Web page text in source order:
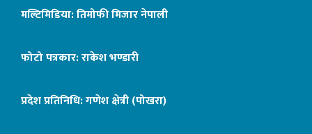
मल्टिमिडिया: तिमोफी मिजार नेपाली
फोटो पत्रकार: राकेश भण्डारी
प्रदेश प्रतिनिधि: गणेश क्षेत्री (पोखरा)